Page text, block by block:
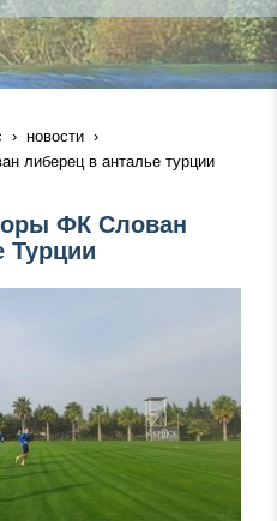
новости
либерец в анталье турции
ФК Слован
Турции